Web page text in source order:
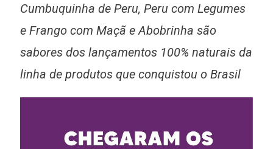
Cumbuquinha de Peru, Peru com Legumes
e Frango com Maçã e Abobrinha são
sabores dos lançamentos 100% naturais da
linha de produtos que conquistou o Brasil